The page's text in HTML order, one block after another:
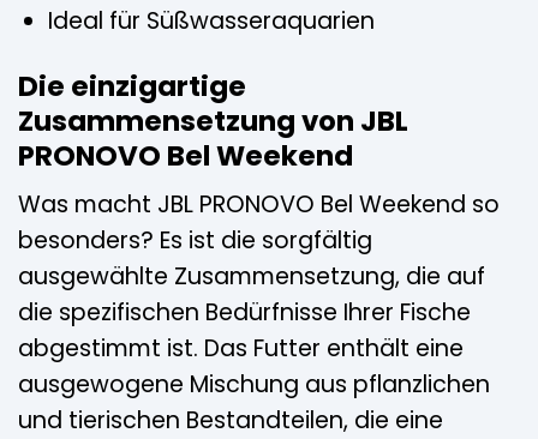
Ideal für Süßwasseraquarien
Die einzigartige
Zusammensetzung von JBL
PRONOVO Bel Weekend
Was macht JBL PRONOVO Bel Weekend so
besonders? Es ist die sorgfältig
ausgewählte Zusammensetzung, die auf
die spezifischen Bedürfnisse Ihrer Fische
abgestimmt ist. Das Futter enthält eine
ausgewogene Mischung aus pflanzlichen
und tierischen Bestandteilen, die eine